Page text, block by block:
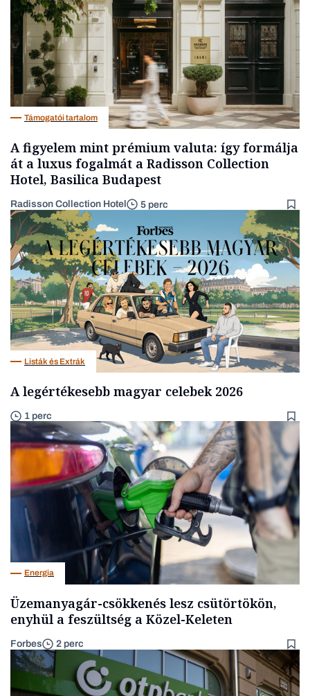
Támogatói tartalom
A figyelem mint prémium valuta: így formálja
át a luxus fogalmát a Radisson Collection
Hotel, Basilica Budapest
Radisson Collection Hotel 5 perc
Listák és Extrák
A legértékesebb magyar celebek 2026
1 perc
Energia
Üzemanyagár-csökkenés lesz csütörtökön,
enyhül a feszültség a Közel-Keleten
Forbes 2 perc